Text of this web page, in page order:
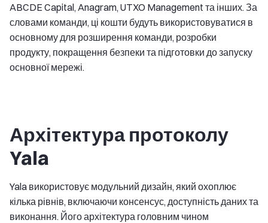
ABCDE Capital, Anagram, UTXO Management та інших. За
словами команди, ці кошти будуть використовуватися в
основному для розширення команди, розробки
продукту, покращення безпеки та підготовки до запуску
основної мережі.
Архітектура протоколу
Yala
Yala використовує модульний дизайн, який охоплює
кілька рівнів, включаючи консенсус, доступність даних та
виконання. Його архітектура головним чином